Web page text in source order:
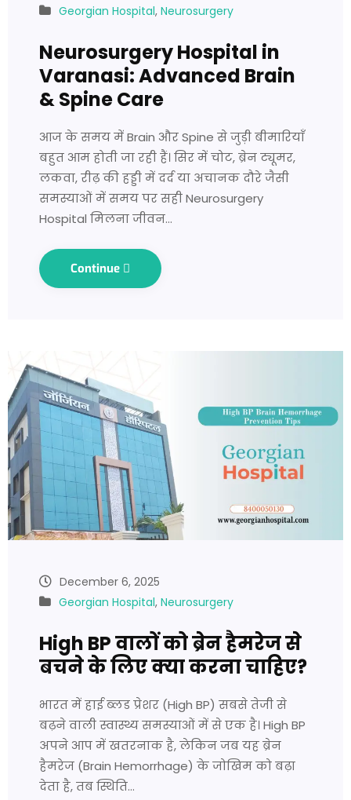
Georgian Hospital, Neurosurgery
Neurosurgery Hospital in
Varanasi: Advanced Brain
& Spine Care
आज के समय में Brain और Spine से जुड़ी बीमारियाँ
बहुत आम होती जा रही हैं। सिर में चोट, ब्रेन ट्यूमर,
लकवा, रीढ़ की हड्डी में दर्द या अचानक दौरे जैसी
समस्याओं में समय पर सही Neurosurgery
Hospital मिलना जीवन…
Continue
December 6, 2025
Georgian Hospital, Neurosurgery
High BP वालों को ब्रेन हैमरेज से
बचने के लिए क्या करना चाहिए?
भारत में हाई ब्लड प्रेशर (High BP) सबसे तेजी से
बढ़ने वाली स्वास्थ्य समस्याओं में से एक है। High BP
अपने आप में खतरनाक है, लेकिन जब यह ब्रेन
हैमरेज (Brain Hemorrhage) के जोखिम को बढ़ा
देता है, तब स्थिति…